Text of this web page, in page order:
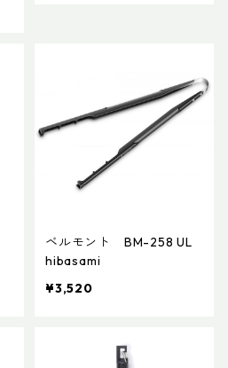
ベルモント BM-258 UL
hibasami
¥3,520